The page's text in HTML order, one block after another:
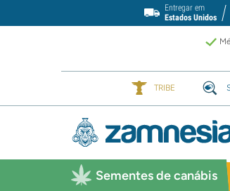
Entregar em
Estados Unidos
TRIBE
Sementes de canábis